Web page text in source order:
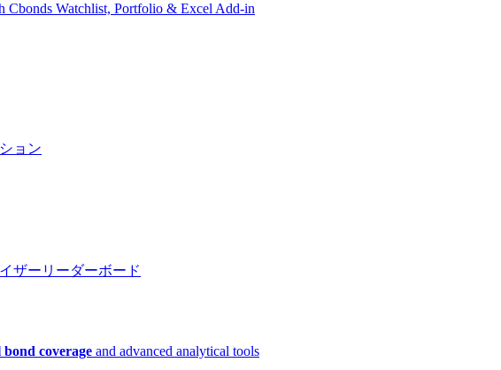
Cbonds Watchlist, Portfolio & Excel Add-in
ョン
ザーリーダーボード
coverage and advanced analytical tools